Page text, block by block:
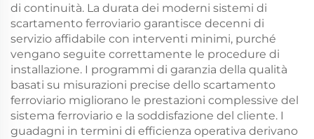
di continuità. La durata dei moderni sistemi di
scartamento ferroviario garantisce decenni di
servizio affidabile con interventi minimi, purché
vengano seguite correttamente le procedure di
installazione. I programmi di garanzia della qualità
basati su misurazioni precise dello scartamento
ferroviario migliorano le prestazioni complessive del
sistema ferroviario e la soddisfazione del cliente. I
guadagni in termini di efficienza operativa derivano